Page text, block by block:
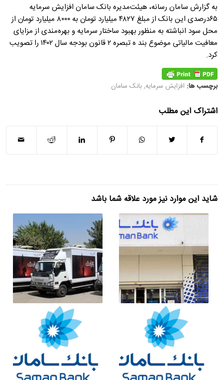
به گزارش سامان رسانه، هیئت‌مدیره بانک سامان افزایش سرمایه
۶۵‌درصدی این بانک از مبلغ ۴۸۲۷ میلیارد تومان به ۸۰۰۰ میلیارد تومان از
محل سود انباشته به منظور بهبود ساختار سرمایه و بهره‌مندی از مزایای
معافیت مالیاتی موضوع بند ه تبصره ۲ قانون بودجه سال ۱۴۰۲ را تصویب
کرد.
برچسب ها: افزایش سرمایه,بانک سامان
اشتراک این مطلب
شاید این موارد نیز مورد علاقه شما باشد